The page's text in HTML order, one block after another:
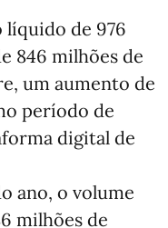
de 976
846 milhões de
um aumento de
período de
digital de
ano, o volume
milhões de